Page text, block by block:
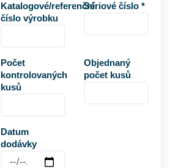
Katalogové/referenční
číslo výrobku
Sériové číslo *
Počet
kontrolovaných
kusů
Objednaný
počet kusů
Datum
dodávky